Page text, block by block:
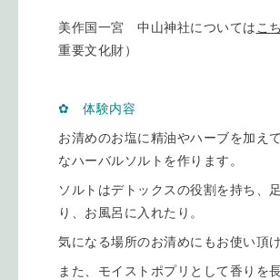
美作国一宮 中山神社についてはこ
重要文化財）
✿ 体験内容
お清めのお塩に精油やハーブを加え
なハーバルソルトを作ります。
ソルトはデトックスの役割を持ち、
り、お風呂に入れたり。
気になる場所のお清めにもお使い頂け
また、モイストポプリとして香りを